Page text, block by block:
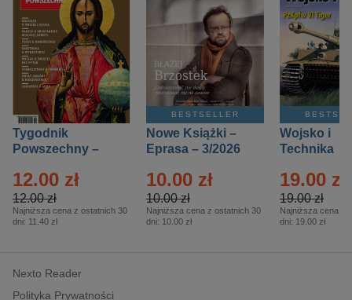
Tygodnik
Powszechny –
12.00 zł
12.00 zł
Najniższa cena z ostatnich 30
dni: 11.40 zł
BESTSELLER
Nowe Książki –
Eprasa – 3/2026
10.00 zł
10.00 zł
Najniższa cena z ostatnich 30
dni: 10.00 zł
Wojsko i
Technika
– 2/2026
19.00 zł
19.00 zł
Najniższa cena z
dni: 19.00 zł
Nexto Reader
Polityka Prywatności